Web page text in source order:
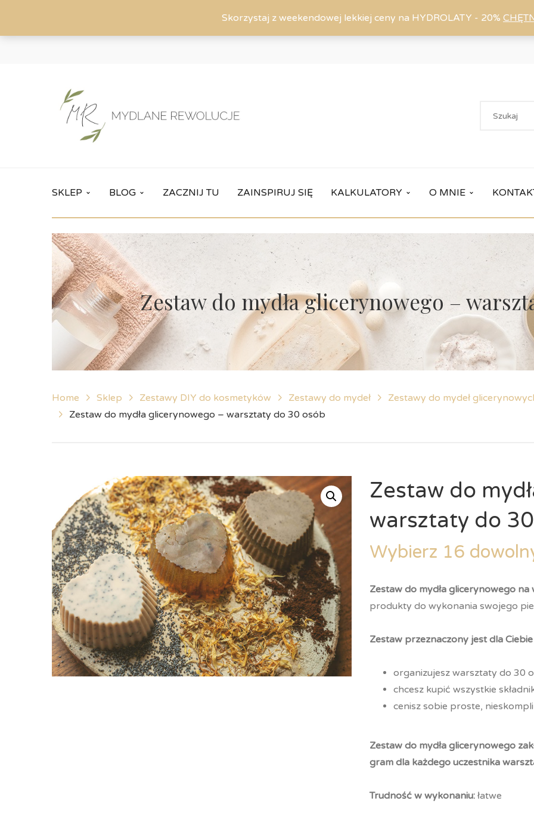
Skorzystaj z weekendowej lekkiej ceny na HYDROLATY - 20%
SKLEP BLOG ZACZNIJ TU ZAINSPIRUJ SIĘ KALKULATORY O MNIE
Zestaw do mydła glicerynowego –
Home Sklep Zestawy DIY do kosmetyków Zestawy do mydeł
Zestawy do mydeł
Zestaw do mydła glicerynowego – warsztaty do 30 osób
Zestaw do
warsztaty do
Wybierz 16
Zestaw do mydła glicerynowego
produkty do wykonania swojego
Zestaw przeznaczony jest dla Ciebie
organizujesz warsztaty do 30
chcesz kupić wszystkie
cenisz sobie proste,
Zestaw do mydła glicerynowego
gram dla każdego uczestnika
Trudność w wykonaniu: łatwe